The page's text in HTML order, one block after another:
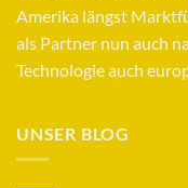
Amerika längst
als Partner nun auch
Technologie auch
UNSER BLOG